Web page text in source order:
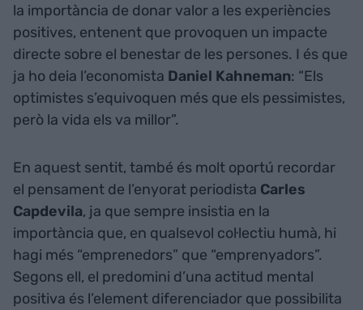
la importància de donar valor a les experiències
positives, entenent que provoquen un impacte
directe sobre el benestar de les persones. I és que
ja ho deia l’economista Daniel Kahneman: “Els
optimistes s’equivoquen més que els pessimistes,
però la vida els va millor”.
En aquest sentit, també és molt oportú recordar
el pensament de l’enyorat periodista Carles
Capdevila, ja que sempre insistia en la
importància que, en qualsevol col·lectiu humà, hi
hagi més “emprenedors” que “emprenyadors”.
Segons ell, el predomini d’una actitud mental
positiva és l’element diferenciador que possibilita